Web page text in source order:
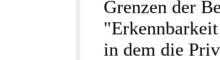
Grenzen der
in dem die